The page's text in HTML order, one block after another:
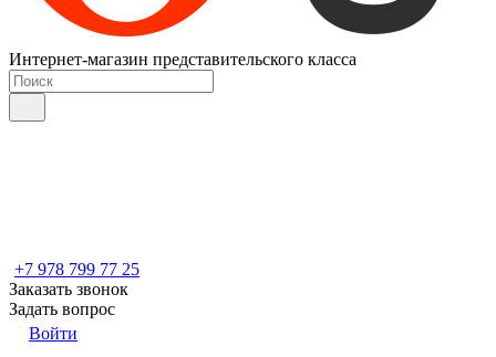
Интернет-магазин представительского класса
+7 978 799 77 25
Заказать звонок
Задать вопрос
Войти